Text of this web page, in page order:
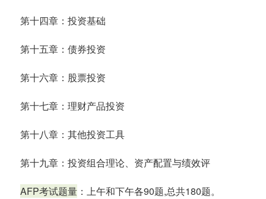
第十四章：投资基础
第十五章：债券投资
第十六章：股票投资
第十七章：理财产品投资
第十八章：其他投资工具
第十九章：投资组合理论、资产配置与绩效评
AFP考试题量：上午和下午各90题,总共180题。